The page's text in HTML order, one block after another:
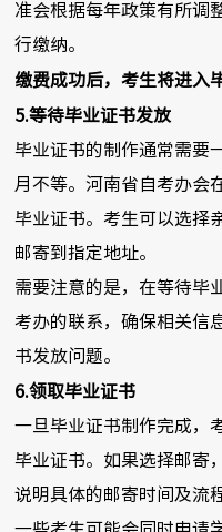
准会根据每年政策有所调
行缴纳。
缴费成功后，考生将进入
5.等待毕业证书发放
毕业证书的制作通常需要
月不等。河南省自考办会
毕业证书。考生可以选择
邮寄到指定地址。
需要注意的是，在等待毕
考办的联系，确保相关信
书发放问题。
6.领取毕业证书
一旦毕业证书制作完成，
毕业证书。如果选择邮寄
说明具体的邮寄时间及流